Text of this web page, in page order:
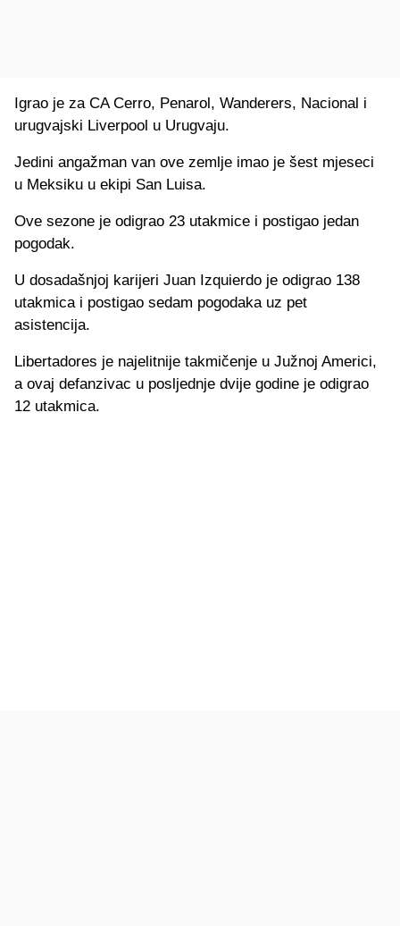
Igrao je za CA Cerro, Penarol, Wanderers, Nacional i
urugvajski Liverpool u Urugvaju.
Jedini angažman van ove zemlje imao je šest mjeseci
u Meksiku u ekipi San Luisa.
Ove sezone je odigrao 23 utakmice i postigao jedan
pogodak.
U dosadašnjoj karijeri Juan Izquierdo je odigrao 138
utakmica i postigao sedam pogodaka uz pet
asistencija.
Libertadores je najelitnije takmičenje u Južnoj Americi,
a ovaj defanzivac u posljednje dvije godine je odigrao
12 utakmica.